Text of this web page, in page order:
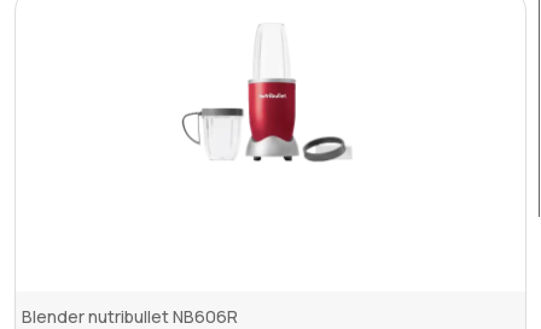
Blender nutribullet NB606R